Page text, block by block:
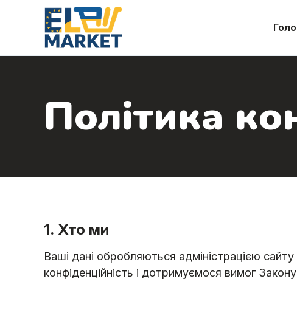
Політика
1. Хто ми
Ваші дані обробляються адміністрацією сайту
конфіденційність і дотримуємося вимог